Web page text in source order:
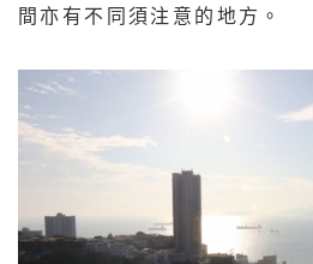
間亦有不同須注意的地方。